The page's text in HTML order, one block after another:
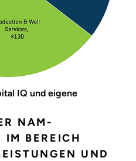
IQ und eigene
NAM-
IM BEREICH
UND